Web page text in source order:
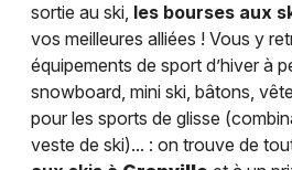
sortie au ski, les bourses aux
vos meilleures alliées ! Vous y
équipements de sport d’hiver à
snowboard, mini ski, bâtons,
pour les sports de glisse
veste de ski)... : on trouve de